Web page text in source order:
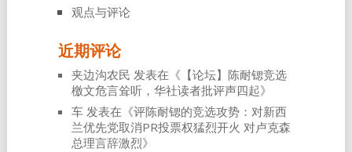
观点与评论
近期评论
夹边沟农民 发表在《 【论坛】陈耐锶竞选
檄文危言耸听，华社读者批评声四起》
车发表在《评陈耐锶的竞选攻势：对新西
兰优先党取消PR投票权猛烈开火 对卢克森
总理言辞激烈》